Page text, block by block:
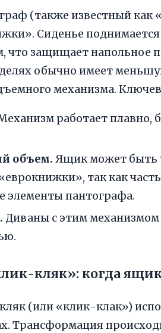
(также известный
Сиденье
что защищает напольное
обычно имеет
механизма.
работает плавно,
объем. Ящик может быть
так как
элементы пантографа.
Диваны с этим механизмом
кляк»: когда
(или «клик-клак»)
Трансформация